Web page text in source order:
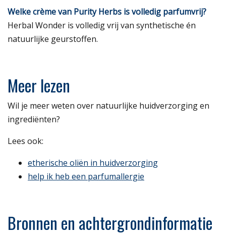
Welke crème van Purity Herbs is volledig parfumvrij?
Herbal Wonder is volledig vrij van synthetische én
natuurlijke geurstoffen.
Meer lezen
Wil je meer weten over natuurlijke huidverzorging en
ingrediënten?
Lees ook:
etherische oliën in huidverzorging
help ik heb een parfumallergie
Bronnen en achtergrondinformatie